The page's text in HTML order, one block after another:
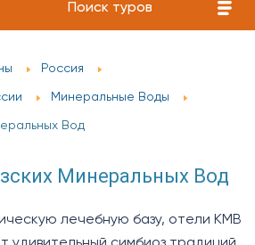
Поиск туров
Россия
Минеральные Воды
Вод
Минеральных Вод
лечебную базу, отели КМВ